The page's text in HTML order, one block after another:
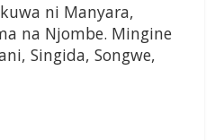
ni Manyara,
na Njombe. Mingine
Singida, Songwe,